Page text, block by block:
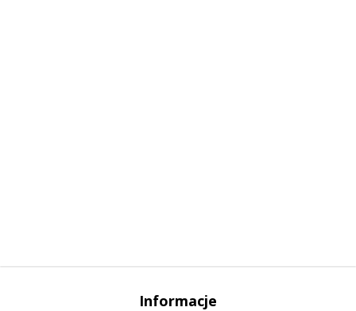
Informacje